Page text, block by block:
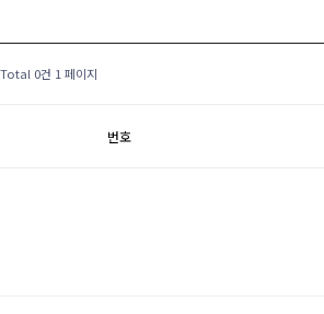
Total 0건 1 페이지
번호